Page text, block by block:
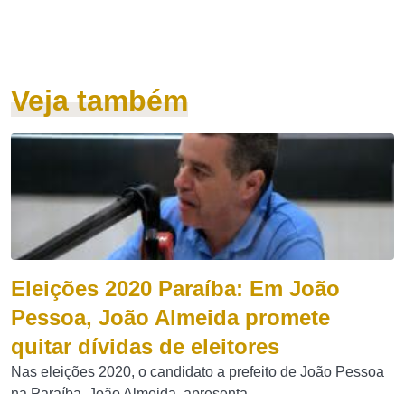
Veja também
Eleições 2020 Paraíba: Em João
Pessoa, João Almeida promete
quitar dívidas de eleitores
Nas eleições 2020, o candidato a prefeito de João Pessoa